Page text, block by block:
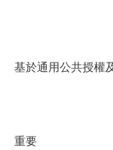
基於通用公共授權
重要